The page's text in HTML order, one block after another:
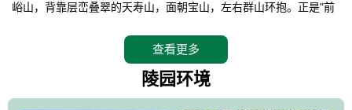
峪山，背靠层峦叠翠的天寿山，面朝宝山，左右群山环抱。正是"前
座陵园地处天寿山的环抱之中，四周群山若封似闭，层峦叠翠，秋
天枫叶艳红欲滴，冬天银装素裹分外妖娆！南面隔山而望的正是著
查看更多
陵园环境